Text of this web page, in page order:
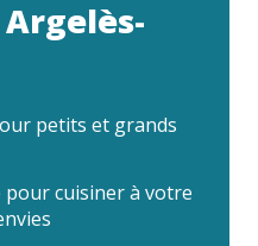
petits et grands
cuisiner à votre